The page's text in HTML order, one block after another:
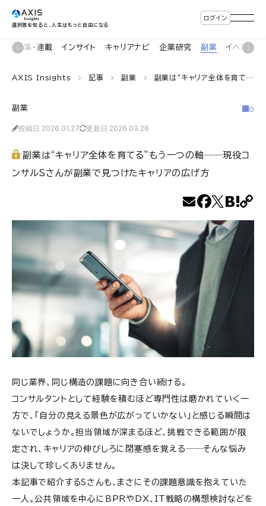
選択肢を知ると、人生はもっと自由になる
ログイン
特集・連載 インサイト キャリアナビ 企業研究 副業 イベント
AXIS Insights 記事 副業 副業は“キャリア全体を育てる”もう一つの軸──現役コンサルSさんが副業で見つけたキャリアの広げ方
副業
投稿日 2026.01.27 更新日 2026.03.26
0
副業は“キャリア全体を育てる”もう一つの軸──現役コ
ンサルSさんが副業で見つけたキャリアの広げ方
同じ業界、同じ構造の課題に向き合い続ける。
コンサルタントとして経験を積むほど専門性は磨かれていく一
方で、「自分の見える景色が広がっていかない」と感じる瞬間は
ないでしょうか。担当領域が深まるほど、挑戦できる範囲が限
定され、キャリアの伸びしろに閉塞感を覚える──そんな悩み
は決して珍しくありません。
本記事で紹介するS さんも、まさにその課題意識を抱えていた
一人。公共領域を中心に BPR や DX、 IT 戦略の構想検討などを